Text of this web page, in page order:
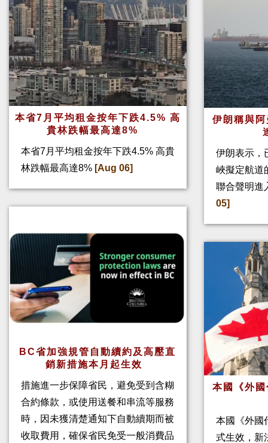
本省7月平均租金按年下跌4.5% 高
貴林跌幅最高達8%
本省7月平均租金按年下跌4.5% 高貴
林跌幅最高達8% [Aug 06]
BC省加強規管自動續約及高壓直
銷新措施本月起生效
措施進一步保障省民，避免受到含糊
合約條款，或使用送餐和串流等服務
時，因未獲清楚通知下自動續期而被
收取費用，確保省民免受一般消費品
伊朗稱與
伊朗表示，
峽擬定航道
聯合聲明進
05]
本國《外
本國《外國
式生效，新